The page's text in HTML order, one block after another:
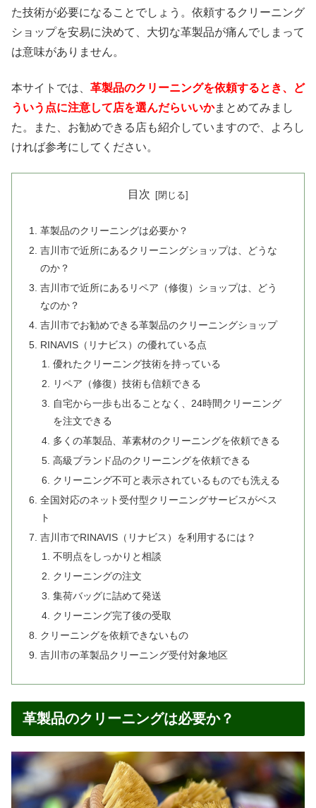
た技術が必要になることでしょう。依頼するクリーニング
ショップを安易に決めて、大切な革製品が痛んでしまって
は意味がありません。
本サイトでは、 革製品のクリーニングを依頼するとき、ど
ういう点に注意して店を選んだらいいかまとめてみまし
た。また、お勧めできる店も紹介していますので、よろし
ければ参考にしてください。
目次
革製品のクリーニングは必要か？
吉川市で近所にあるクリーニングショップは、どうな
のか？
吉川市で近所にあるリペア（修復）ショップは、どう
なのか？
吉川市でお勧めできる革製品のクリーニングショップ
RINAVIS（リナビス）の優れている点
優れたクリーニング技術を持っている
リペア（修復）技術も信頼できる
自宅から一歩も出ることなく、24時間クリーニング
を注文できる
多くの革製品、革素材のクリーニングを依頼できる
高級ブランド品のクリーニングを依頼できる
クリーニング不可と表示されているものでも洗える
全国対応のネット受付型クリーニングサービスがベス
ト
吉川市でRINAVIS（リナビス）を利用するには？
不明点をしっかりと相談
クリーニングの注文
集荷バッグに詰めて発送
クリーニング完了後の受取
クリーニングを依頼できないもの
吉川市の革製品クリーニング受付対象地区
革製品のクリーニングは必要か？